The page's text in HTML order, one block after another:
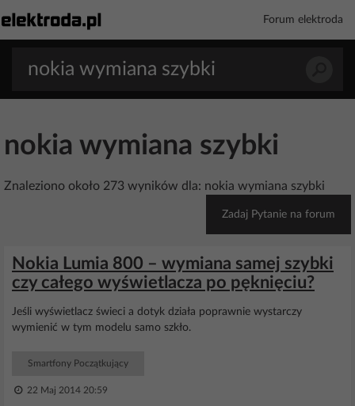
Forum elektroda
nokia wymiana szybki
Znaleziono około 273 wyników dla: nokia wymiana szybki
Zadaj Pytanie na forum
Nokia Lumia 800 – wymiana samej szybki
czy całego wyświetlacza po pęknięciu?
Jeśli wyświetlacz świeci a dotyk działa poprawnie wystarczy
wymienić w tym modelu samo szkło.
Smartfony Początkujący
22 Maj 2014 20:59